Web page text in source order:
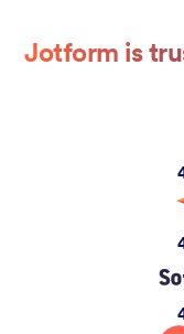
Jotform is